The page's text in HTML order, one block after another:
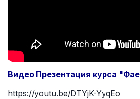
Видео Презентация курса
https://youtu.be/DTYjK-YyqEo